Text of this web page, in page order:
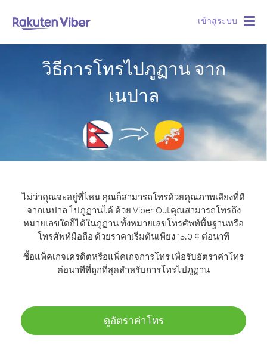
เข้าสู่ระบบ
วิธีการโทรไปภูฏาน จาก
เนปาล
ไม่ว่าคุณจะอยู่ที่ไหน คุณก็สามารถโทรด้วยคุณภาพเสียงที่ดี
จากเนปาล ไปภูฏานได้ ด้วย Viber Outคุณสามารถโทรถึง
หมายเลขใดก็ได้ในภูฏาน ทั้งหมายเลขโทรศัพท์พื้นฐานหรือ
โทรศัพท์มือถือ ด้วยราคาเริ่มต้นเพียง 15.0 ¢ ต่อนาที
ซื้อแพ็คเกจเครดิตหรือแพ็คเกจการโทร เพื่อรับอัตราค่าโทร
ต่อนาทีที่ถูกที่สุดสำหรับการโทรไปภูฏาน
ดูอัตราค่าโทร